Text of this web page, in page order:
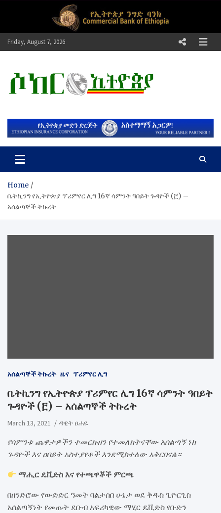
Friday, August 7, 2026
ሶከር ኢትዮጵያ
Home
ቤትኪንግ የኢትዮጵያ ፕሪምየር ሊግ 16ኛ ሳምንት ዓበይት ጉዳዮች (፫) –
አሰልጣኞች ትኩረት
አሰልጣኞች ትኩረት ዜና ፕሪምየር ሊግ
ቤትኪንግ የኢትዮጵያ ፕሪምየር ሊግ 16ኛ ሳምንት ዓበይት
ጉዳዮች (፫) – አሰልጣኞች ትኩረት
March 13, 2021 ዳዊት ፀሐዬ
የሳምንቱ ጨዋታዎችን ተመርኩዘን የተመለከትናቸው አሰልጣኝ ነክ
ጉዳዮች እና ዐበይት አስተያየቶች እንደሚከተለው አቅርበናል።
ማሒር ዴቪድስ እና የተጫዋቾች ምርጫ
በዘንድሮው የውድድር ዓመት ባልታሰበ ሁኔታ ወደ ቅዱስ ጊዮርጊስ
አሰልጣኝነት የመጡት ደቡብ አፍሪካዊው ማሂር ዴቪድስ የቡድን